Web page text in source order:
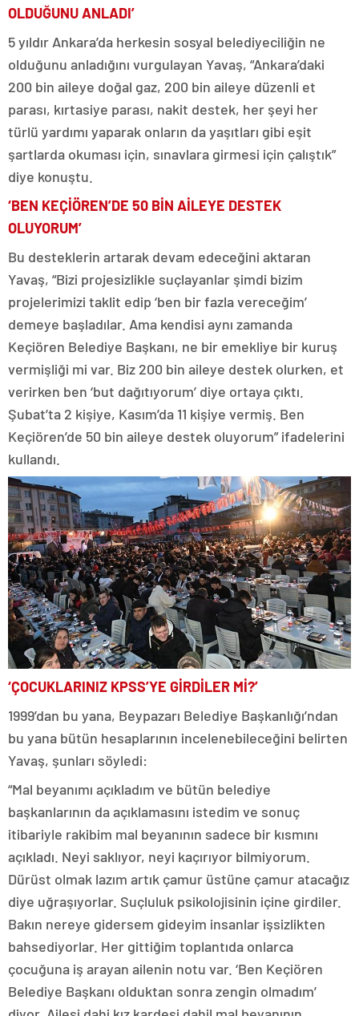
OLDUĞUNU ANLADI’
5 yıldır Ankara’da herkesin sosyal belediyeciliğin ne
olduğunu anladığını vurgulayan Yavaş, “Ankara’daki
200 bin aileye doğal gaz, 200 bin aileye düzenli et
parası, kırtasiye parası, nakit destek, her şeyi her
türlü yardımı yaparak onların da yaşıtları gibi eşit
şartlarda okuması için, sınavlara girmesi için çalıştık”
diye konuştu.
‘BEN KEÇİÖREN’DE 50 BİN AİLEYE DESTEK
OLUYORUM’
Bu desteklerin artarak devam edeceğini aktaran
Yavaş, “Bizi projesizlikle suçlayanlar şimdi bizim
projelerimizi taklit edip ‘ben bir fazla vereceğim’
demeye başladılar. Ama kendisi aynı zamanda
Keçiören Belediye Başkanı, ne bir emekliye bir kuruş
vermişliği mi var. Biz 200 bin aileye destek olurken, et
verirken ben ‘but dağıtıyorum’ diye ortaya çıktı.
Şubat’ta 2 kişiye, Kasım’da 11 kişiye vermiş. Ben
Keçiören’de 50 bin aileye destek oluyorum” ifadelerini
kullandı.
‘ÇOCUKLARINIZ KPSS’YE GİRDİLER Mİ?’
1999’dan bu yana, Beypazarı Belediye Başkanlığı’ndan
bu yana bütün hesaplarının incelenebileceğini belirten
Yavaş, şunları söyledi:
“Mal beyanımı açıkladım ve bütün belediye
başkanlarının da açıklamasını istedim ve sonuç
itibariyle rakibim mal beyanının sadece bir kısmını
açıkladı. Neyi saklıyor, neyi kaçırıyor bilmiyorum.
Dürüst olmak lazım artık çamur üstüne çamur atacağız
diye uğraşıyorlar. Suçluluk psikolojisinin içine girdiler.
Bakın nereye gidersem gideyim insanlar işsizlikten
bahsediyorlar. Her gittiğim toplantıda onlarca
çocuğuna iş arayan ailenin notu var. ‘Ben Keçiören
Belediye Başkanı olduktan sonra zengin olmadım’